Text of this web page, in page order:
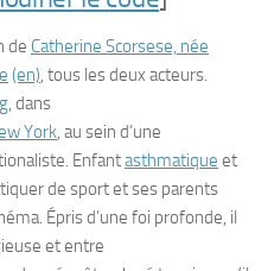
de Catherine Scorsese, née
(en), tous les deux acteurs.
, dans
York, au sein d’une
Enfantasthmatique et
de sport et ses parents
Épris d’une foi profonde, il
et entre